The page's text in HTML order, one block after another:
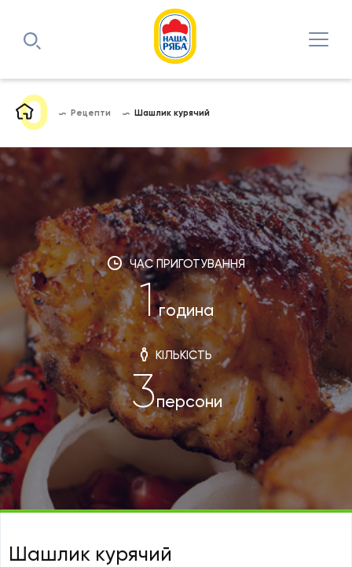
Рецепти Шашлик курячий
ЧАС ПРИГОТУВАННЯ
1година
КІЛЬКІСТЬ
3персони
Шашлик курячий